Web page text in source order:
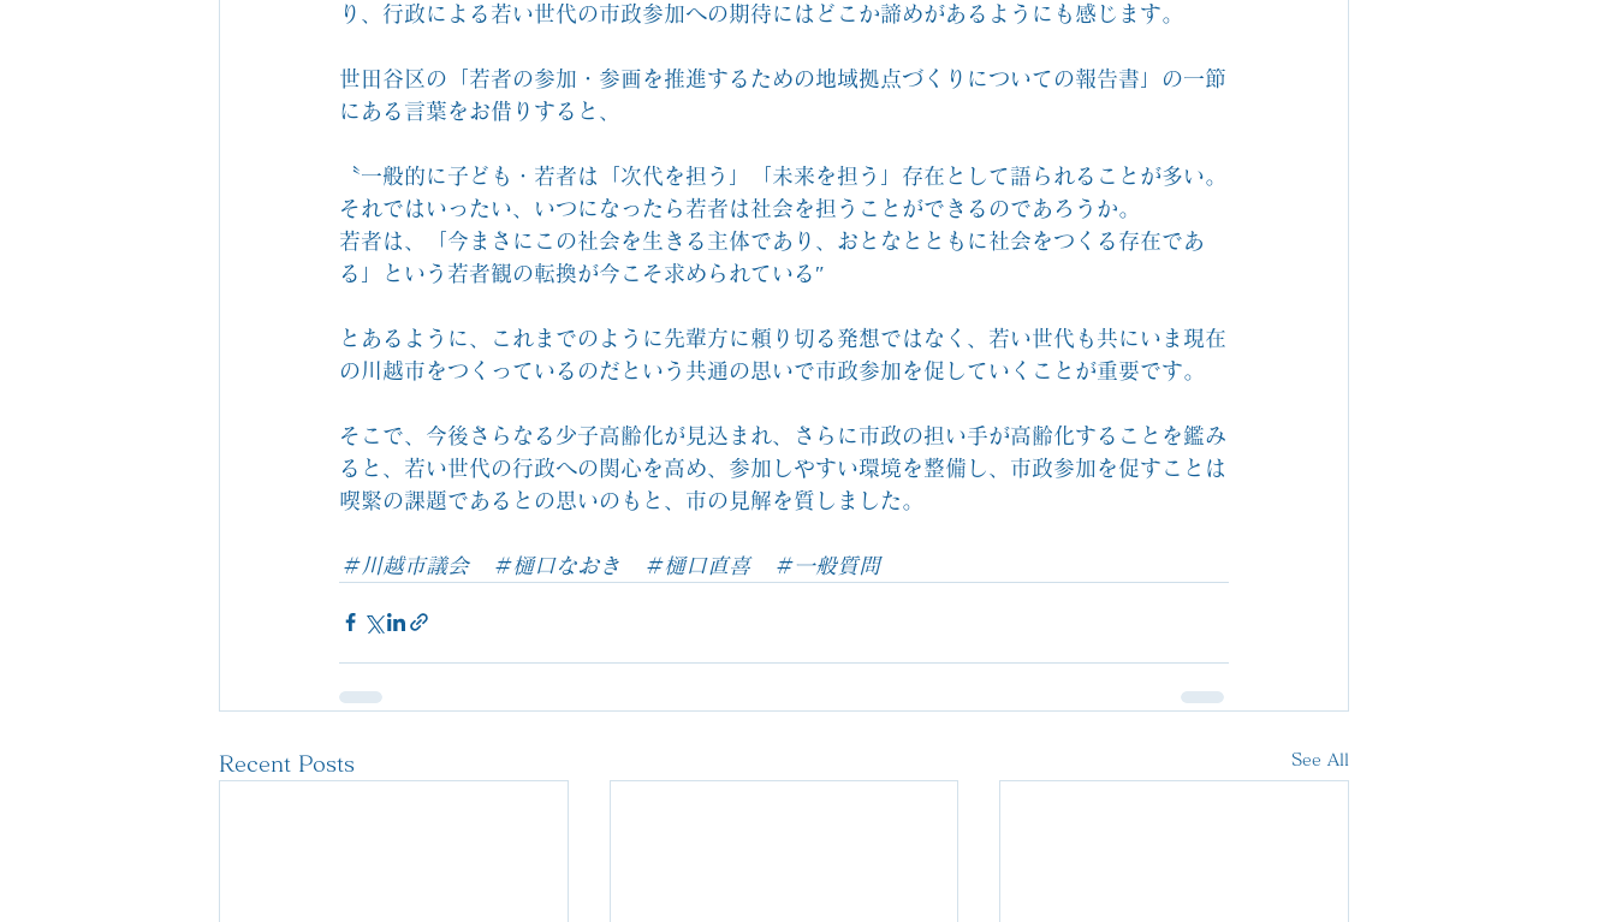
り、行政による若い世代の市政参加への期待にはどこか諦めがあるようにも感じます。
世田谷区の「若者の参加・参画を推進するための地域拠点づくりについての報告書」の一節
にある言葉をお借りすると、
〝一般的に子ども・若者は「次代を担う」「未来を担う」存在として語られることが多い。
それではいったい、いつになったら若者は社会を担うことができるのであろうか。
若者は、「今まさにこの社会を生きる主体であり、おとなとともに社会をつくる存在であ
る」という若者観の転換が今こそ求められている″
とあるように、これまでのように先輩方に頼り切る発想ではなく、若い世代も共にいま現在
の川越市をつくっているのだという共通の思いで市政参加を促していくことが重要です。
そこで、今後さらなる少子高齢化が見込まれ、さらに市政の担い手が高齢化することを鑑み
ると、若い世代の行政への関心を高め、参加しやすい環境を整備し、市政参加を促すことは
喫緊の課題であるとの思いのもと、市の見解を質しました。
＃川越市議会　＃樋口なおき　＃樋口直喜　＃一般質問
Recent Posts See All